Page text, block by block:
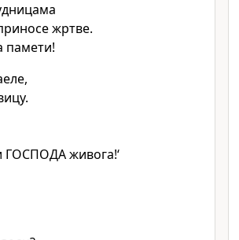
жртве.
памети!
ГОСПОДА живога!‘